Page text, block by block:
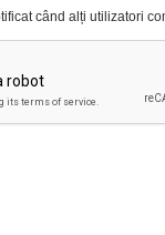
când alți utilizatori